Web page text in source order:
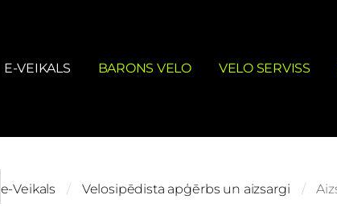
E-VEIKALS BARONS VELO VELO SERVISS
e-Veikals Velosipēdista apģērbs un aizsargi